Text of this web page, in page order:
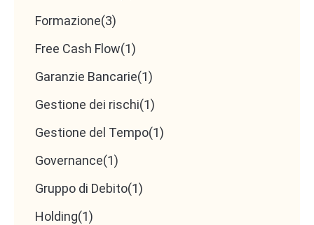
Formazione(3)
Free Cash Flow(1)
Garanzie Bancarie(1)
Gestione dei rischi(1)
Gestione del Tempo(1)
Governance(1)
Gruppo di Debito(1)
Holding(1)